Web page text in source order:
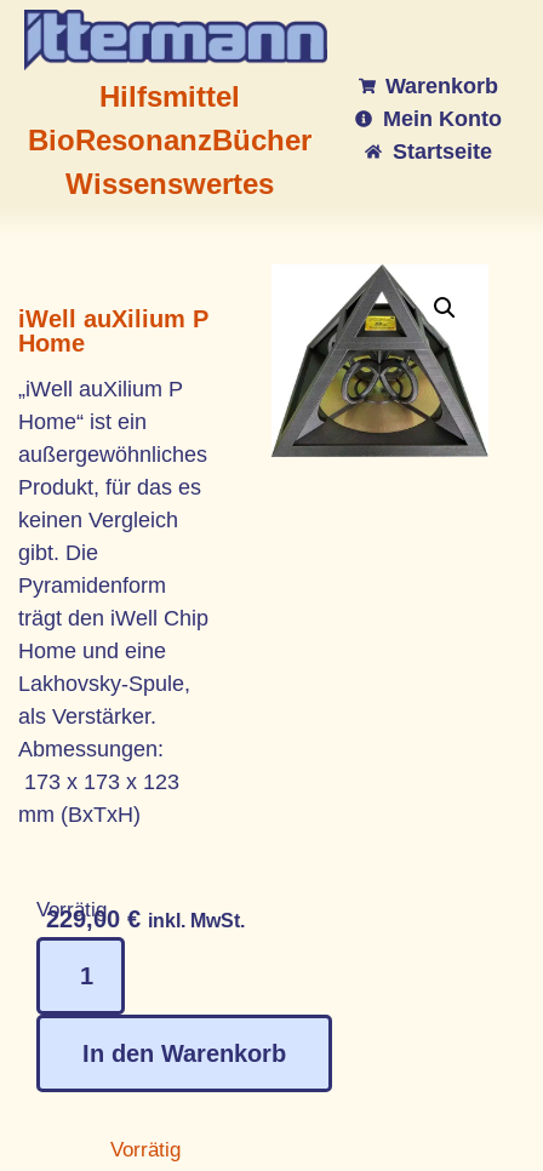
Hilfsmittel
BioResonanzBücher
Wissenswertes
Warenkorb
Mein Konto
Startseite
iWell auXilium P
Home
„iWell auXilium P
Home“ ist ein
außergewöhnliches
Produkt, für das es
keinen Vergleich
gibt. Die
Pyramidenform
trägt den iWell Chip
Home und eine
Lakhovsky-Spule,
als Verstärker.
Abmessungen:
173 x 173 x 123
mm (BxTxH)
229,00 € inkl. MwSt.
Vorrätig
In den Warenkorb
Vorrätig